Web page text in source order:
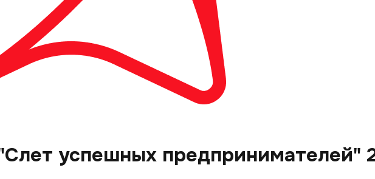
успешных предпринимателей"